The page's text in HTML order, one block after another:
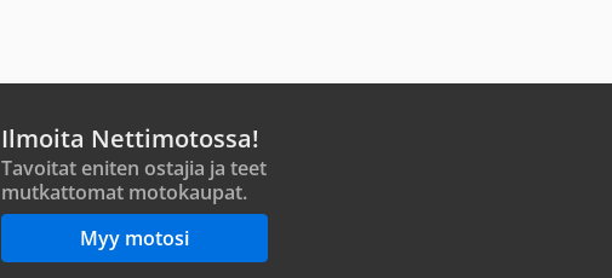
Ilmoita Nettimotossa!
Tavoitat eniten ostajia ja teet
mutkattomat motokaupat.
Myy motosi